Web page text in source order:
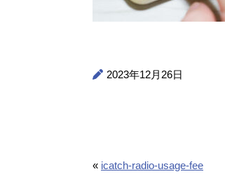
2023年12月26日
« icatch-radio-usage-fee